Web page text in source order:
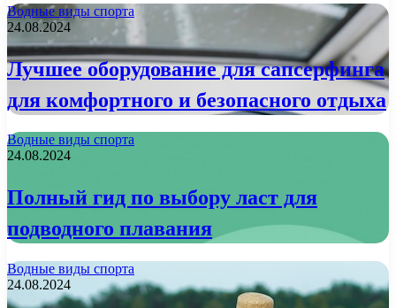
Водные виды спорта
24.08.2024
Лучшее оборудование для сапсерфинга
для комфортного и безопасного отдыха
Водные виды спорта
24.08.2024
Полный гид по выбору ласт для
подводного плавания
Водные виды спорта
24.08.2024